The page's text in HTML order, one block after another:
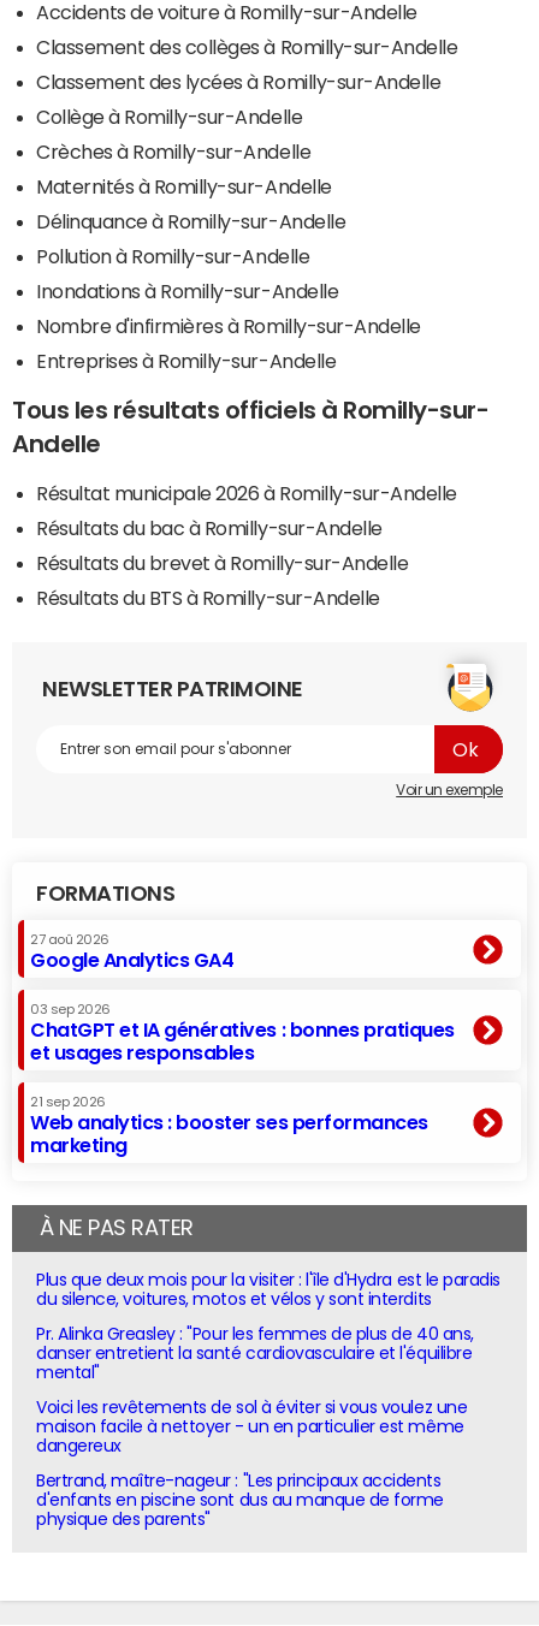
Accidents de voiture à Romilly-sur-Andelle
Classement des collèges à Romilly-sur-Andelle
Classement des lycées à Romilly-sur-Andelle
Collège à Romilly-sur-Andelle
Crèches à Romilly-sur-Andelle
Maternités à Romilly-sur-Andelle
Délinquance à Romilly-sur-Andelle
Pollution à Romilly-sur-Andelle
Inondations à Romilly-sur-Andelle
Nombre d'infirmières à Romilly-sur-Andelle
Entreprises à Romilly-sur-Andelle
Tous les résultats officiels à Romilly-sur-
Andelle
Résultat municipale 2026 à Romilly-sur-Andelle
Résultats du bac à Romilly-sur-Andelle
Résultats du brevet à Romilly-sur-Andelle
Résultats du BTS à Romilly-sur-Andelle
NEWSLETTER PATRIMOINE
Voir un exemple
FORMATIONS
27 aoû 2026
Google Analytics GA4
03 sep 2026
ChatGPT et IA génératives : bonnes pratiques
et usages responsables
21 sep 2026
Web analytics : booster ses performances
marketing
À NE PAS RATER
Plus que deux mois pour la visiter : l'île d'Hydra est le paradis
du silence, voitures, motos et vélos y sont interdits
Pr. Alinka Greasley : "Pour les femmes de plus de 40 ans,
danser entretient la santé cardiovasculaire et l'équilibre
mental"
Voici les revêtements de sol à éviter si vous voulez une
maison facile à nettoyer - un en particulier est même
dangereux
Bertrand, maître-nageur : "Les principaux accidents
d'enfants en piscine sont dus au manque de forme
physique des parents"